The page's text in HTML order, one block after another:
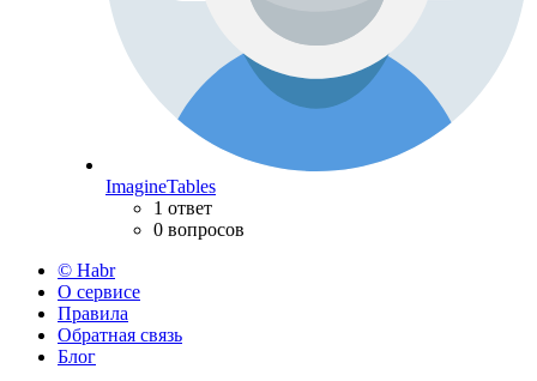
ImagineTables
1 ответ
0 вопросов
© Habr
О сервисе
Правила
Обратная связь
Блог